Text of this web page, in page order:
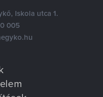
Iskola utca 1.
005